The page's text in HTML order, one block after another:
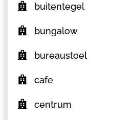
buitentegel
bungalow
bureaustoel
cafe
centrum